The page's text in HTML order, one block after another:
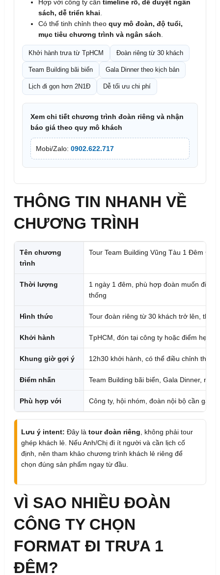
Hợp với công ty cần timeline rõ, dễ duyệt ngân
sách, dễ triển khai
Có thể tinh chỉnh theo quy mô đoàn, độ tuổi,
mục tiêu chương trình và ngân sách
Khởi hành trưa từ TpHCM Đoàn riêng từ 30 khách
Team Building bãi biển Gala Dinner theo kịch bản
Lịch đi gọn hơn 2N1Đ Dễ tối ưu chi phí
Xem chi tiết chương trình đoàn riêng và nhận
báo giá theo quy mô khách
Mobi/Zalo: 0902.622.717
THÔNG TIN NHANH VỀ
CHƯƠNG TRÌNH
Tên chương
trình
Tour Team Building Vũng Tàu 1 Đêm
Thời lượng
1 ngày 1 đêm, phù hợp đoàn muốn đi
thống
Hình thức Tour đoàn riêng từ 30 khách trở lên, thiết
Khởi hành TpHCM, đón tại công ty hoặc điểm hẹn
Khung giờ gợi ý 12h30 khởi hành, có thể điều chỉnh theo
Điểm nhấn Team Building bãi biển, Gala Dinner,
Phù hợp với Công ty, hội nhóm, đoàn nội bộ cần gắn
Lưu ý intent: Đây là tour đoàn riêng , không phải tour
ghép khách lẻ. Nếu Anh/Chị đi ít người và cần lịch cố
định, nên tham khảo chương trình khách lẻ riêng để
chọn đúng sản phẩm ngay từ đầu.
VÌ SAO NHIỀU ĐOÀN
CÔNG TY CHỌN
FORMAT ĐI TRƯA 1
ĐÊM?